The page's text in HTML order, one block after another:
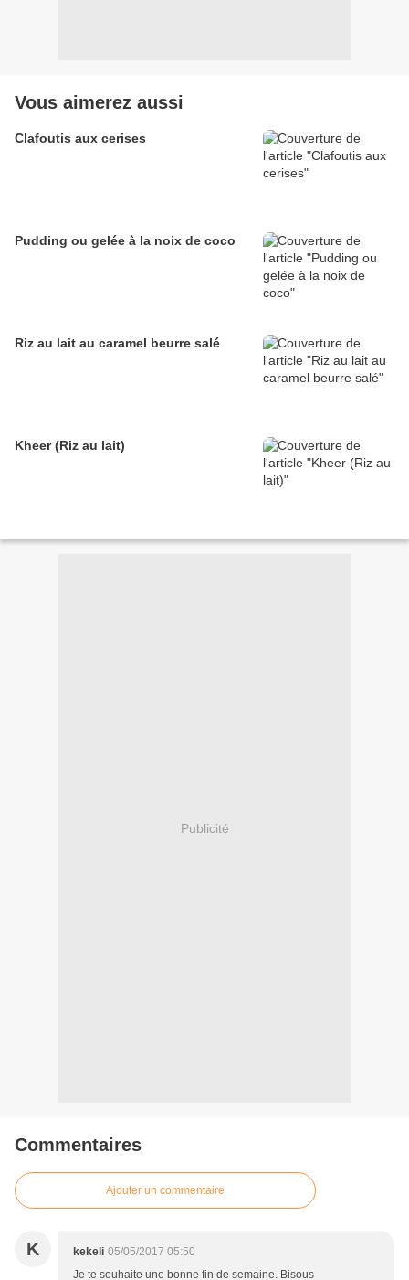
Vous aimerez aussi
Clafoutis aux cerises
Pudding ou gelée à la noix de coco
Riz au lait au caramel beurre salé
Kheer (Riz au lait)
Publicité
Commentaires
Ajouter un commentaire
K kekeli 05/05/2017 05:50
Je te souhaite une bonne fin de semaine. Bisous